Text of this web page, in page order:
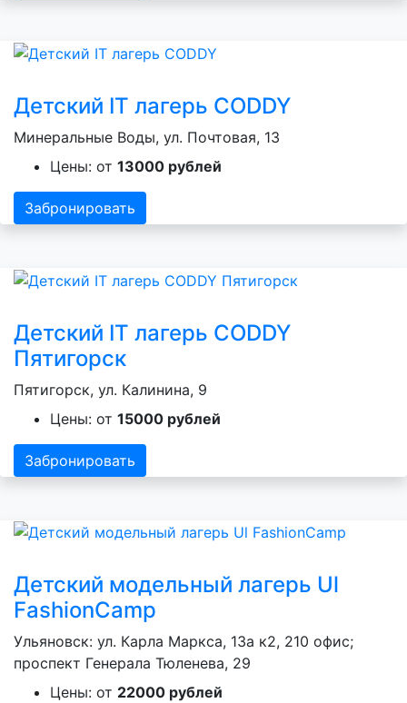
Детский IT лагерь CODDY
Минеральные Воды, ул. Почтовая, 13
Цены: от 13000 рублей
Забронировать
Детский IT лагерь CODDY
Пятигорск
Пятигорск, ул. Калинина, 9
Цены: от 15000 рублей
Забронировать
Детский модельный лагерь Ul
FashionCamp
Ульяновск: ул. Карла Маркса, 13а к2, 210 офис;
проспект Генерала Тюленева, 29
Цены: от 22000 рублей